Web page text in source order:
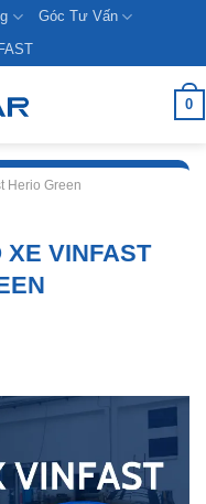
Góc Tư Vấn
0
Herio Green
XE VINFAST